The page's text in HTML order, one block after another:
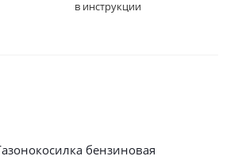
в инструкции
бензиновая